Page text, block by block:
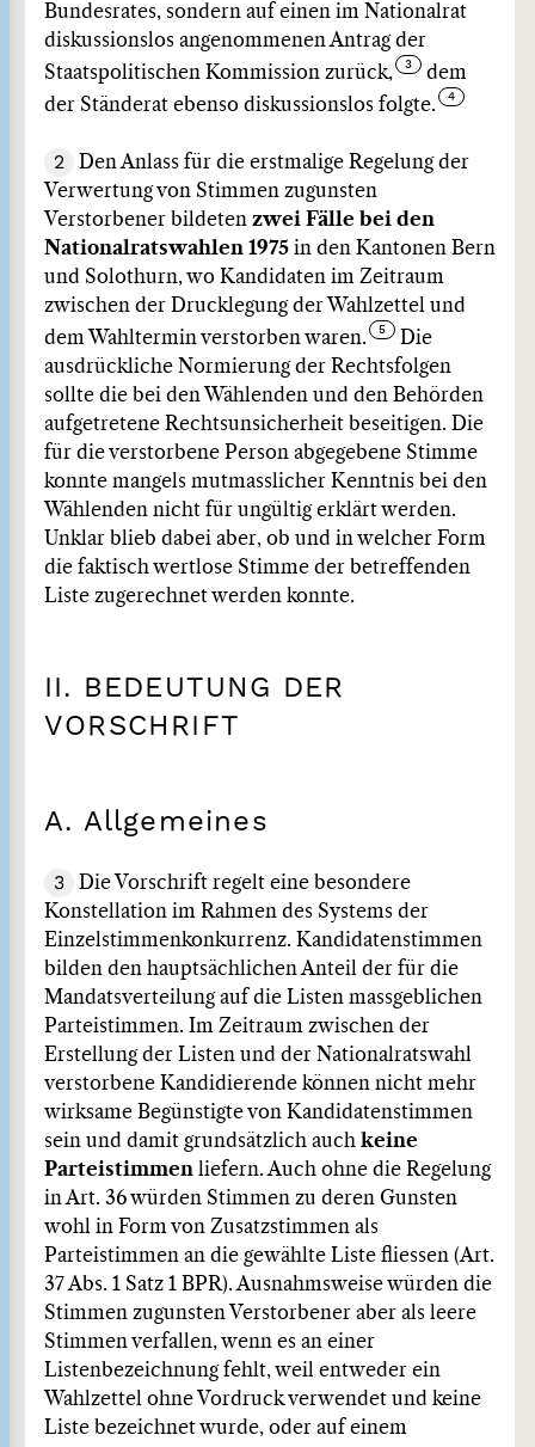
Bundesrates, sondern auf einen im Nationalrat
diskussionslos angenommenen Antrag der
Staatspolitischen Kommission zurück,
dem
der Ständerat ebenso diskussionslos folgte.
2
Den Anlass für die erstmalige Regelung der
Verwertung von Stimmen zugunsten
Verstorbener bildeten zwei Fälle bei den
Nationalratswahlen 1975 in den Kantonen Bern
und Solothurn, wo Kandidaten im Zeitraum
zwischen der Drucklegung der Wahlzettel und
dem Wahltermin verstorben waren.
Die
ausdrückliche Normierung der Rechtsfolgen
sollte die bei den Wählenden und den Behörden
aufgetretene Rechtsunsicherheit beseitigen. Die
für die verstorbene Person abgegebene Stimme
konnte mangels mutmasslicher Kenntnis bei den
Wählenden nicht für ungültig erklärt werden.
Unklar blieb dabei aber, ob und in welcher Form
die faktisch wertlose Stimme der betreffenden
Liste zugerechnet werden konnte.
II. BEDEUTUNG DER
VORSCHRIFT
A. Allgemeines
3
Die Vorschrift regelt eine besondere
Konstellation im Rahmen des Systems der
Einzelstimmenkonkurrenz. Kandidatenstimmen
bilden den hauptsächlichen Anteil der für die
Mandatsverteilung auf die Listen massgeblichen
Parteistimmen. Im Zeitraum zwischen der
Erstellung der Listen und der Nationalratswahl
verstorbene Kandidierende können nicht mehr
wirksame Begünstigte von Kandidatenstimmen
sein und damit grundsätzlich auch keine
Parteistimmen liefern. Auch ohne die Regelung
in Art. 36 würden Stimmen zu deren Gunsten
wohl in Form von Zusatzstimmen als
Parteistimmen an die gewählte Liste fliessen (Art.
37 Abs. 1 Satz 1 BPR). Ausnahmsweise würden die
Stimmen zugunsten Verstorbener aber als leere
Stimmen verfallen, wenn es an einer
Listenbezeichnung fehlt, weil entweder ein
Wahlzettel ohne Vordruck verwendet und keine
Liste bezeichnet wurde, oder auf einem